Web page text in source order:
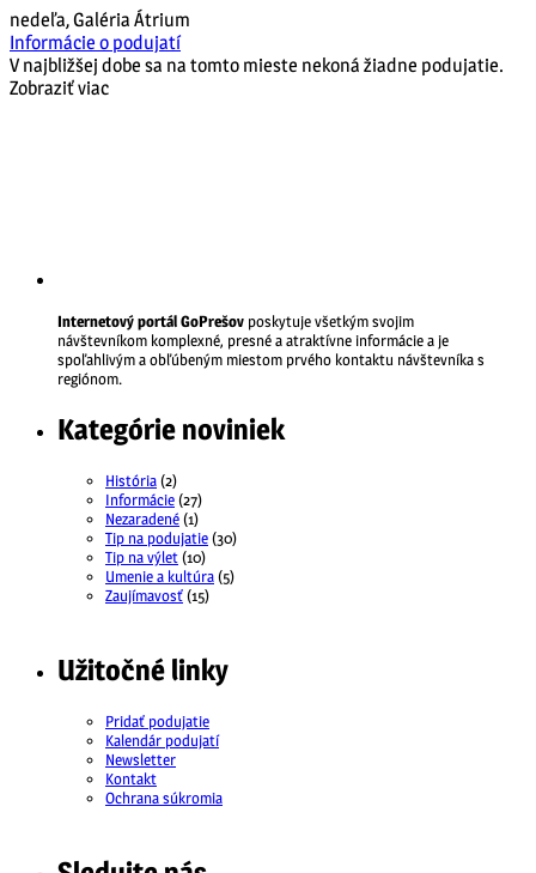
nedeľa,Galéria Átrium
Informácie o podujatí
V najbližšej dobe sa na tomto mieste nekoná žiadne podujatie.
Zobraziť viac
Internetový portál GoPrešov poskytuje všetkým svojim
návštevníkom komplexné, presné a atraktívne informácie a je
spoľahlivým a obľúbeným miestom prvého kontaktu návštevníka s
regiónom.
Kategórie noviniek
História(2)
Informácie(27)
Nezaradené(1)
Tip na podujatie(30)
Tip na výlet(10)
Umenie a kultúra(5)
Zaujímavosť(15)
Užitočné linky
Pridať podujatie
Kalendár podujatí
Newsletter
Kontakt
Ochrana súkromia